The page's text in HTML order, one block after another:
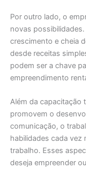
Por outro lado, o
novas
crescimento e cheia
desde receitas
podem ser a chave
empreendimento
Além da capacitação
promovem o
comunicação, o
habilidades cada vez
trabalho. Esses
deseja empreender